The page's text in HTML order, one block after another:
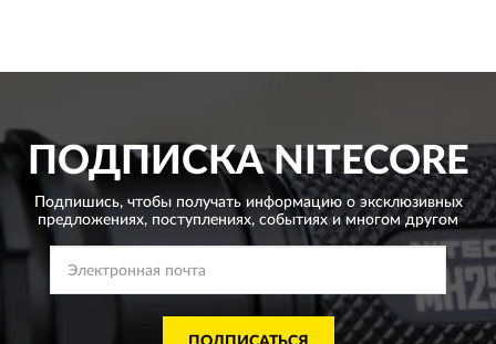
ПОДПИСКАNITECORE
Подпишись, чтобы получать информацию о эксклюзивных
предложениях, поступлениях, событиях и многом другом